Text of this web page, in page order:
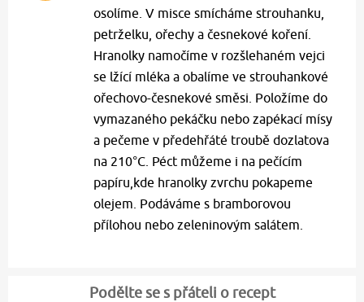
osolíme. V misce smícháme strouhanku,
petrželku, ořechy a česnekové koření.
Hranolky namočíme v rozšlehaném vejci
se lžící mléka a obalíme ve strouhankové
ořechovo-česnekové směsi. Položíme do
vymazaného pekáčku nebo zapékací mísy
a pečeme v předehřáté troubě dozlatova
na 210°C. Péct můžeme i na pečícím
papíru,kde hranolky zvrchu pokapeme
olejem. Podáváme s bramborovou
přílohou nebo zeleninovým salátem.
Podělte se s přáteli o recept